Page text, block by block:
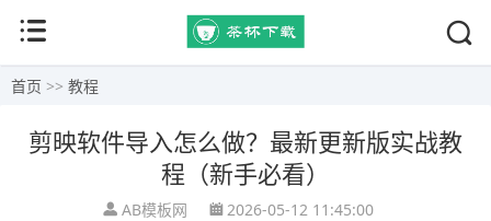
首页 >> 教程
剪映软件导入怎么做？最新更新版实战教
程（新手必看）
AB模板网 2026-05-12 11:45:00